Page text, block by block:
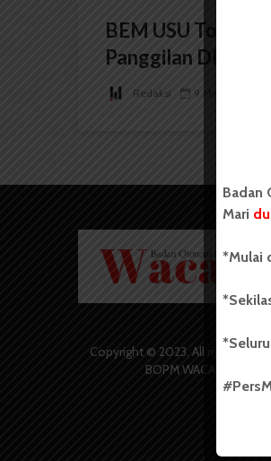
BEM USU Tolak
Panggilan DPM
Redaksi 9 Maret 2025
Copyright © 2023. All rights
BOPM WACANA.
Badan
Mari
*Mulai